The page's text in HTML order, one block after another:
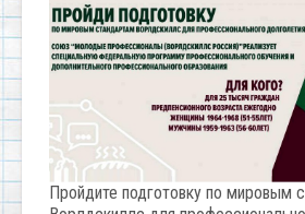
Пройдите подготовку по мировым